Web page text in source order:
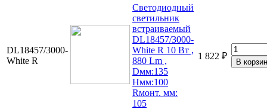
DL18457/3000-
White R
Светодиодный
светильник
встраиваемый
DL18457/3000-
White R 10 Вт ,
880 Lm ,
Dмм:135
Hмм:100
Rмонт. мм:
105
1 822 ₽